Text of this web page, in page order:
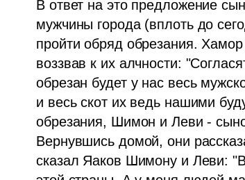
В ответ на это предложение
мужчины города (вплоть до
пройти обряд обрезания.
воззвав к их алчности:
обрезан будет у нас весь
и весь скот их ведь нашими
обрезания, Шимон и Леви -
Вернувшись домой, они
сказал Яаков Шимону и Леви: